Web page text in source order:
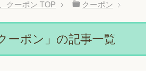
クーポン TOP クーポン
ーポン」の記事一覧